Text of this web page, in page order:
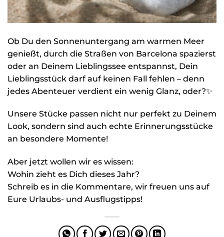
Ob Du den Sonnenuntergang am warmen Meer
genießt, durch die Straßen von Barcelona spazierst
oder an Deinem Lieblingssee entspannst, Dein
Lieblingsstück darf auf keinen Fall fehlen – denn
jedes Abenteuer verdient ein wenig Glanz, oder?✨
Unsere Stücke passen nicht nur perfekt zu Deinem
Look, sondern sind auch echte Erinnerungsstücke
an besondere Momente!
Aber jetzt wollen wir es wissen:
Wohin zieht es Dich dieses Jahr? ️
Schreib es in die Kommentare, wir freuen uns auf
Eure Urlaubs- und Ausflugstipps!